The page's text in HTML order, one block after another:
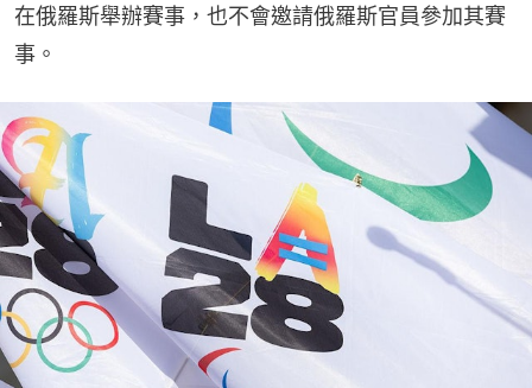
在俄羅斯舉辦賽事，也不會邀請俄羅斯官員參加其賽
事。